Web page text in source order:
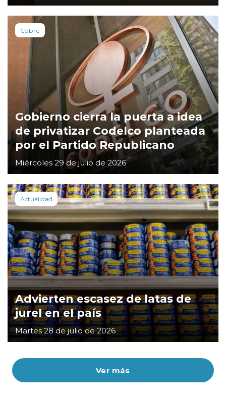
Ver más
Cobre
Gobierno cierra la puerta a idea
de privatizar Codelco planteada
por el Partido Republicano
Miércoles 29 de julio de 2026
Actualidad
Advierten escasez de latas de
jurel en el país
Martes 28 de julio de 2026